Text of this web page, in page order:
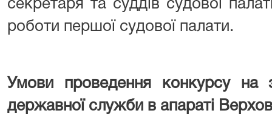
секретаря та суддів судової
роботи першої судової палати.
Умови проведення конкурсу на
державної служби в апараті